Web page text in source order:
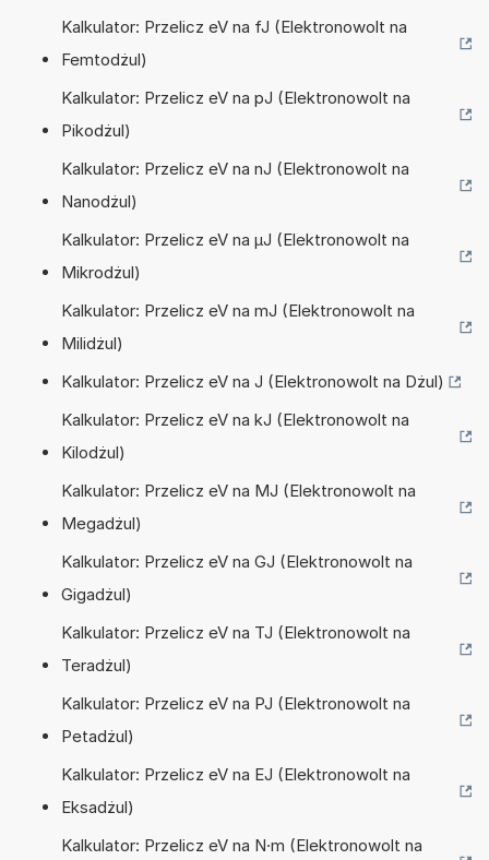
Kalkulator: Przelicz eV na fJ (Elektronowolt na
Femtodżul)
Kalkulator: Przelicz eV na pJ (Elektronowolt na
Pikodżul)
Kalkulator: Przelicz eV na nJ (Elektronowolt na
Nanodżul)
Kalkulator: Przelicz eV na µJ (Elektronowolt na
Mikrodżul)
Kalkulator: Przelicz eV na mJ (Elektronowolt na
Milidżul)
Kalkulator: Przelicz eV na J (Elektronowolt na Dżul)
Kalkulator: Przelicz eV na kJ (Elektronowolt na
Kilodżul)
Kalkulator: Przelicz eV na MJ (Elektronowolt na
Megadżul)
Kalkulator: Przelicz eV na GJ (Elektronowolt na
Gigadżul)
Kalkulator: Przelicz eV na TJ (Elektronowolt na
Teradżul)
Kalkulator: Przelicz eV na PJ (Elektronowolt na
Petadżul)
Kalkulator: Przelicz eV na EJ (Elektronowolt na
Eksadżul)
Kalkulator: Przelicz eV na N·m (Elektronowolt na